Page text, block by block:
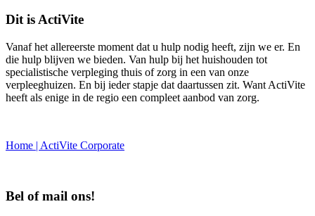
Dit is ActiVite
Vanaf het allereerste moment dat u hulp nodig heeft, zijn we er. En
die hulp blijven we bieden. Van hulp bij het huishouden tot
specialistische verpleging thuis of zorg in een van onze
verpleeghuizen. En bij ieder stapje dat daartussen zit. Want ActiVite
heeft als enige in de regio een compleet aanbod van zorg.
Home | ActiVite Corporate
Bel of mail ons!